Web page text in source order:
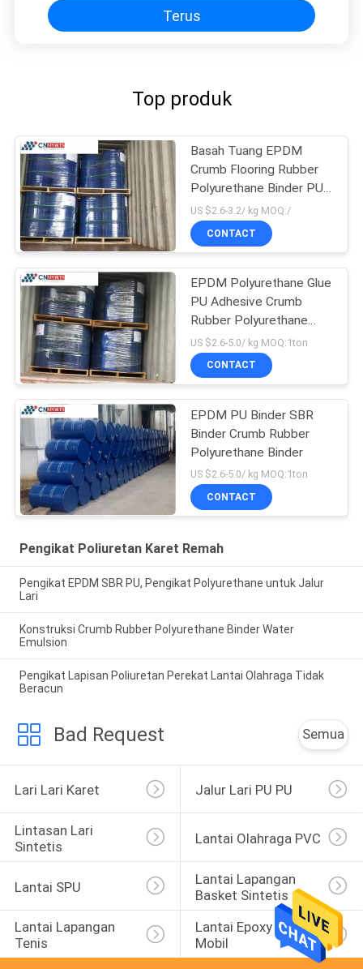
Terus
Top produk
Basah Tuang EPDM
Crumb Flooring Rubber
Polyurethane Binder PU
Binder
US $2.6-3.2/ kg MOQ:/
CONTACT
EPDM Polyurethane Glue
PU Adhesive Crumb
Rubber Polyurethane
Binder
US $2.6-5.0/ kg MOQ:1ton
CONTACT
EPDM PU Binder SBR
Binder Crumb Rubber
Polyurethane Binder
US $2.6-5.0/ kg MOQ:1ton
CONTACT
Pengikat Poliuretan Karet Remah
Pengikat EPDM SBR PU, Pengikat Polyurethane untuk Jalur
Lari
Konstruksi Crumb Rubber Polyurethane Binder Water
Emulsion
Pengikat Lapisan Poliuretan Perekat Lantai Olahraga Tidak
Beracun
Bad Request Semua
Lari Lari Karet Jalur Lari PU PU
Lintasan Lari
Sintetis
Lantai Olahraga PVC
Lantai SPU
Lantai Lapangan
Basket Sintetis
Lantai Lapangan
Tenis
Lantai Epoxy Parkir
Mobil